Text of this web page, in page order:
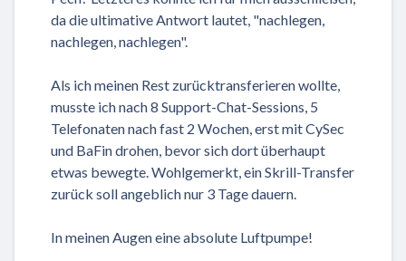
da die ultimative Antwort lautet, "nachlegen,
nachlegen, nachlegen".
Als ich meinen Rest zurücktransferieren wollte,
musste ich nach 8 Support-Chat-Sessions, 5
Telefonaten nach fast 2 Wochen, erst mit CySec
und BaFin drohen, bevor sich dort überhaupt
etwas bewegte. Wohlgemerkt, ein Skrill-Transfer
zurück soll angeblich nur 3 Tage dauern.
In meinen Augen eine absolute Luftpumpe!